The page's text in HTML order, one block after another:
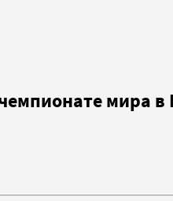
мира в